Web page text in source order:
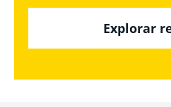
Explorar